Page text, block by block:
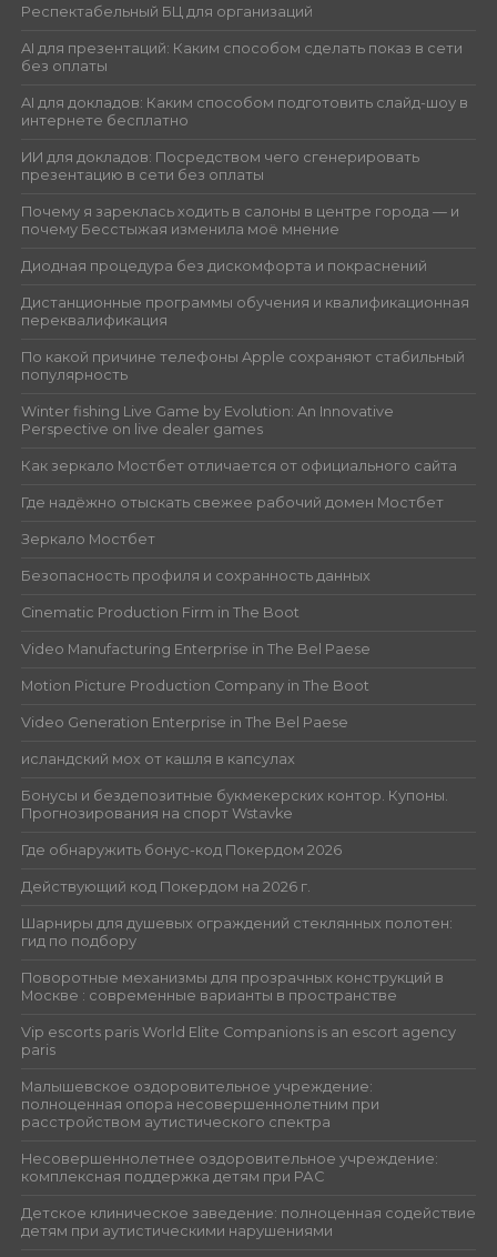
Респектабельный БЦ для организаций
AI для презентаций: Каким способом сделать показ в сети
без оплаты
AI для докладов: Каким способом подготовить слайд-шоу в
интернете бесплатно
ИИ для докладов: Посредством чего сгенерировать
презентацию в сети без оплаты
Почему я зареклась ходить в салоны в центре города — и
почему Бесстыжая изменила моё мнение
Диодная процедура без дискомфорта и покраснений
Дистанционные программы обучения и квалификационная
переквалификация
По какой причине телефоны Apple сохраняют стабильный
популярность
Winter fishing Live Game by Evolution: An Innovative
Perspective on live dealer games
Как зеркало Мостбет отличается от официального сайта
Где надёжно отыскать свежее рабочий домен Мостбет
Зеркало Мостбет
Безопасность профиля и сохранность данных
Cinematic Production Firm in The Boot
Video Manufacturing Enterprise in The Bel Paese
Motion Picture Production Company in The Boot
Video Generation Enterprise in The Bel Paese
исландский мох от кашля в капсулах
Бонусы и бездепозитные букмекерских контор. Купоны.
Прогнозирования на спорт Wstavke
Где обнаружить бонус-код Покердом 2026
Действующий код Покердом на 2026 г.
Шарниры для душевых ограждений стеклянных полотен:
гид по подбору
Поворотные механизмы для прозрачных конструкций в
Москве : современные варианты в пространстве
Vip escorts paris World Elite Companions is an escort agency
paris
Малышевское оздоровительное учреждение:
полноценная опора несовершеннолетним при
расстройством аутистического спектра
Несовершеннолетнее оздоровительное учреждение:
комплексная поддержка детям при РАС
Детское клиническое заведение: полноценная содействие
детям при аутистическими нарушениями